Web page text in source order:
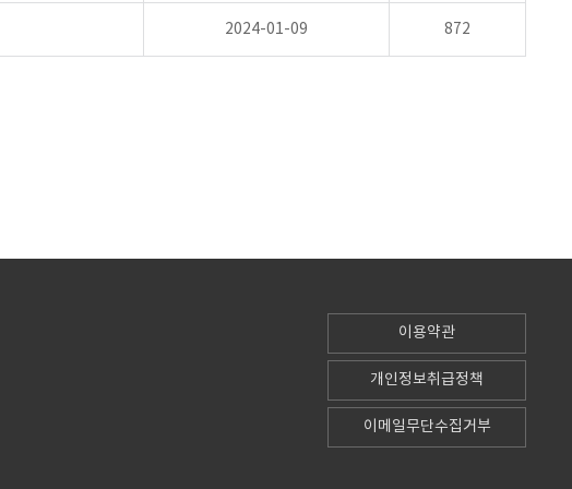
2024-01-09 872
이용약관
개인정보취급정책
이메일무단수집거부